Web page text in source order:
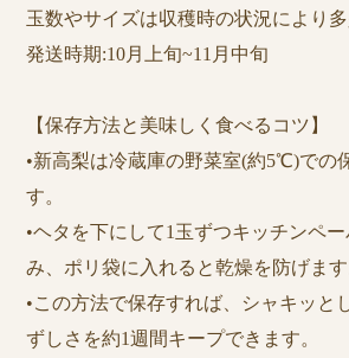
玉数やサイズは収穫時の状況により多
発送時期:10月上旬~11月中旬
【保存方法と美味しく食べるコツ】
•新高梨は冷蔵庫の野菜室(約5℃)での
す。
•ヘタを下にして1玉ずつキッチンペ
み、ポリ袋に入れると乾燥を防げます
•この方法で保存すれば、シャキッと
ずしさを約1週間キープできます。